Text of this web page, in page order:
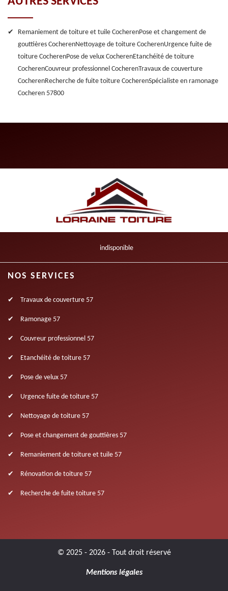
Remaniement de toiture et tuile CocherenPose et changement de
gouttières CocherenNettoyage de toiture CocherenUrgence fuite de
toiture CocherenPose de velux CocherenEtanchéité de toiture
CocherenCouvreur professionnel CocherenTravaux de couverture
CocherenRecherche de fuite toiture CocherenSpécialiste en ramonage
Cocheren 57800
indisponible
NOS SERVICES
Travaux de couverture 57
Ramonage 57
Couvreur professionnel 57
Etanchéité de toiture 57
Pose de velux 57
Urgence fuite de toiture 57
Nettoyage de toiture 57
Pose et changement de gouttières 57
Remaniement de toiture et tuile 57
Rénovation de toiture 57
Recherche de fuite toiture 57
© 2025 - 2026 - Tout droit réservé
Mentions légales